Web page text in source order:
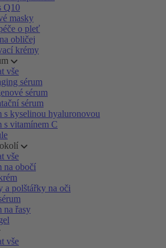
Q10
masky
o pleť
obličej
krémy
vše
sérum
sérum
sérum
s kyselinou hyaluronovou
s vitamínem C
vše
na obočí
a polštářky na oči
na řasy
vše